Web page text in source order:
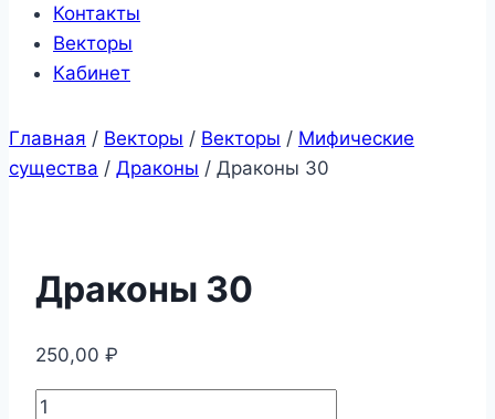
Контакты
Векторы
Кабинет
Главная / Векторы / Векторы / Мифические
существа / Драконы / Драконы 30
Драконы 30
250,00 ₽
Количество